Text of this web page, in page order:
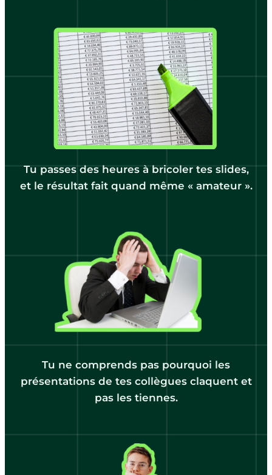
Tu passes des heures à bricoler tes slides,
et le résultat fait quand même « amateur ».
Tu ne comprends pas pourquoi les
présentations de tes collègues claquent et
pas les tiennes.